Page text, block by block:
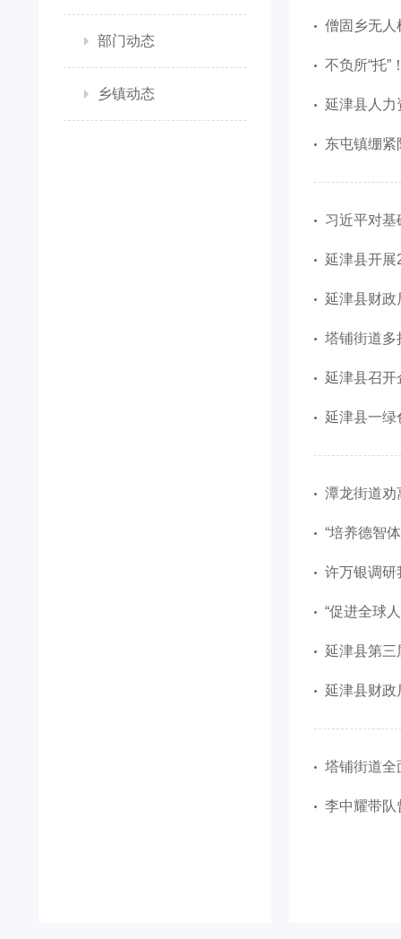
部门动态
乡镇动态
僧固乡无人
不负所“托”
延津县人力
东屯镇绷紧
习近平对
延津县开展
延津县财政
塔铺街道多
延津县召开
延津县一绿
潭龙街道劝
“培养德智
许万银调研
“促进全球人工
延津县第三
延津县财政
塔铺街道全
李中耀带队